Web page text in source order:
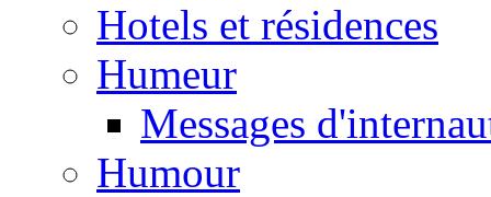
Hotels et résidences
Humeur
Messages
Humour